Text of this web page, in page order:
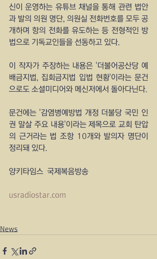
신이 운영하는 유튜브 채널을 통해 관련 법안
과 발의 의원 명단, 의원실 전화번호를 모두 공
개하며 항의 전화를 유도하는 등 전형적인 방
법으로 기독교인들을 선동하고 있다.
이 작자가 주장하는 내용은 '더불어공산당 예
배금지법, 집회금지법 입법 현황'이라는 문건
으로도 소셜미디어와 메신저에서 돌아다닌다.
문건에는 '감염병예방법 개정 더불당 국민 인
권 말살 주요 내용'이라는 제목으로 교회 탄압
의 근거라는 법 조항 10개와 발의자 명단이
정리돼 있다.
양키타임스  국제복음방송
usradiostar.com
News